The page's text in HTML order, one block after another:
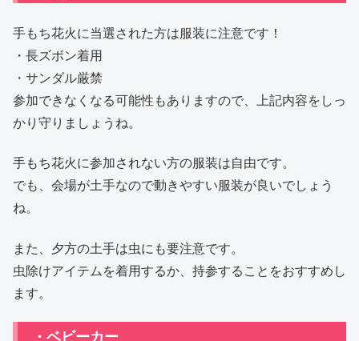
手もち花火に当選された方は服装に注意です！
・長ズボン着用
・サンダル厳禁
参加できなくなる可能性もありますので、上記内容をしっ
かり守りましょうね。
手もち花火に参加されない方の服装は自由です。
でも、会場が土手なので動きやすい服装が良いでしょう
ね。
また、夕方の土手は虫にも要注意です。
虫除けアイテムを着用するか、持参することをおすすめし
ます。
・ベビーカー